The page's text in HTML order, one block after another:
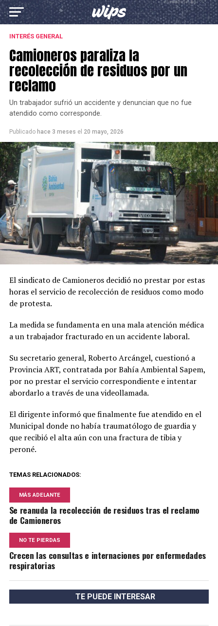
INTERÉS GENERAL
Camioneros paraliza la
recolección de residuos por un
reclamo
Un trabajador sufrió un accidente y denuncian que no fue
atendido como corresponde.
Publicado hace 3 meses el 20 mayo, 2026
El sindicato de Camioneros decidió no prestar por estas
horas el servicio de recolección de residuos como modo
de protesta.
La medida se fundamenta en una mala atención médica
a un trabajador fracturado en un accidente laboral.
Su secretario general, Roberto Arcángel, cuestionó a
Provincia ART, contratada por Bahía Ambiental Sapem,
por no prestar el servicio correspondiente e intentar
abordarlo a través de una videollamada.
El dirigente informó que finalmente fue atendido en el
Municipal donde no había traumatólogo de guardia y
que recibió el alta aún con una fractura de tibia y
peroné.
TEMAS RELACIONADOS:
MÁS ADELANTE
Se reanuda la recolección de residuos tras el reclamo
de Camioneros
NO TE PIERDAS
Crecen las consultas e internaciones por enfermedades
respiratorias
TE PUEDE INTERESAR